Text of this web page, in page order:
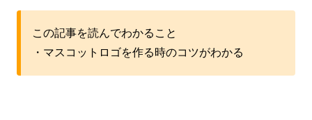
この記事を読んでわかること
・マスコットロゴを作る時のコツがわかる